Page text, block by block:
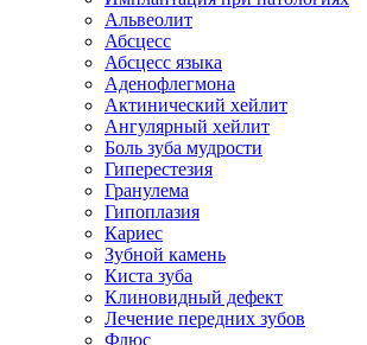
Альвеолит
Абсцесс
Абсцесс языка
Аденофлегмона
Актинический хейлит
Ангулярный хейлит
Боль зуба мудрости
Гиперестезия
Гранулема
Гипоплазия
Кариес
Зубной камень
Киста зуба
Клиновидный дефект
Лечение передних зубов
Флюс